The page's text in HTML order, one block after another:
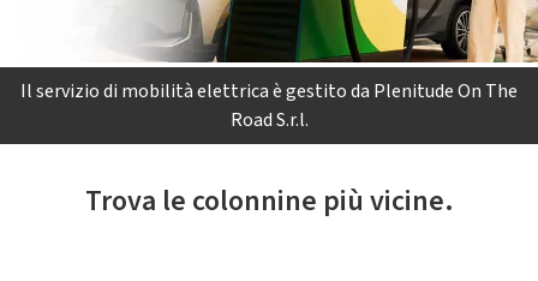
Il servizio di mobilità elettrica è gestito da Plenitude On The
Road S.r.l.
Trova le colonnine più vicine.